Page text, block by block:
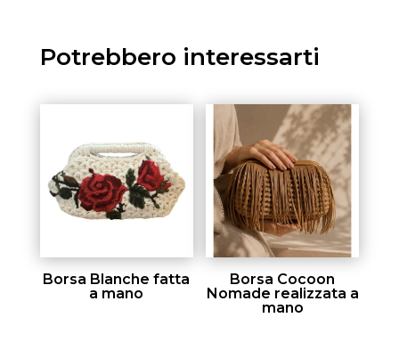
Potrebbero interessarti
Borsa Blanche fatta
a mano
Borsa Cocoon
Nomade realizzata a
mano